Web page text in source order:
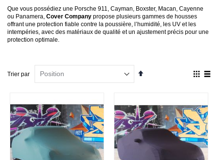
Que vous possédiez une Porsche 911, Cayman, Boxster, Macan, Cayenne
ou Panamera, Cover Company propose plusieurs gammes de housses
offrant une protection fiable contre la poussière, l’humidité, les UV et les
intempéries, avec des matériaux de qualité et un ajustement précis pour une
protection optimale.
Trier par
en